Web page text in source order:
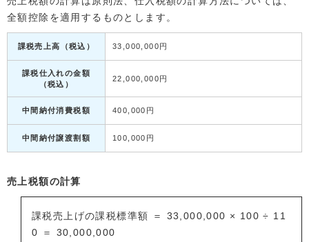
全額控除を適用するものとします。
課税売上高（税込） 33,000,000円
課税仕入れの金額
（税込）
22,000,000円
中間納付消費税額 400,000円
中間納付譲渡割額 100,000円
売上税額の計算
課税売上げの課税標準額 ＝ 33,000,000 × 100 ÷ 11
0 ＝ 30,000,000